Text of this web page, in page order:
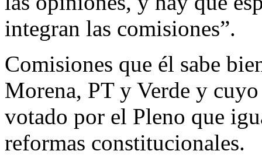
integran las comisiones”.
Comisiones que él sabe
Morena, PT y Verde y
votado por el Pleno que
reformas constitucionales.